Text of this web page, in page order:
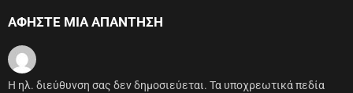
ΑΦΉΣΤΕ ΜΙΑ ΑΠΆΝΤΗΣΗ
Η ηλ. διεύθυνση σας δεν δημοσιεύεται. Τα υποχρεωτικά πεδία